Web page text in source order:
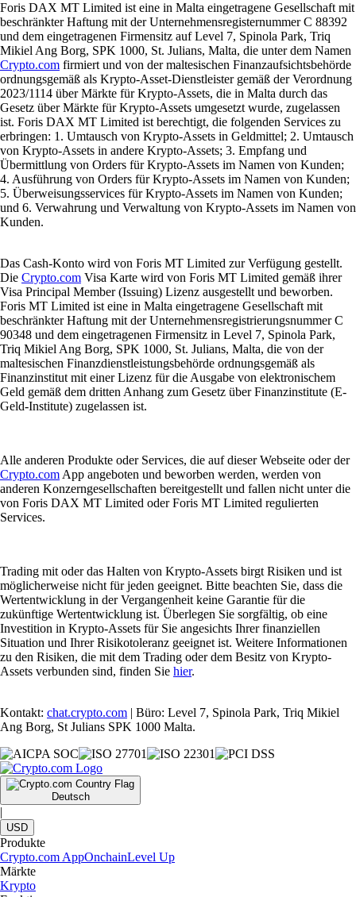
Foris DAX MT Limited ist eine in Malta eingetragene Gesellschaft mit
beschränkter Haftung mit der Unternehmensregisternummer C 88392
und dem eingetragenen Firmensitz auf Level 7, Spinola Park, Triq
Mikiel Ang Borg, SPK 1000, St. Julians, Malta, die unter dem Namen
Crypto.com firmiert und von der maltesischen Finanzaufsichtsbehörde
ordnungsgemäß als Krypto-Asset-Dienstleister gemäß der Verordnung
2023/1114 über Märkte für Krypto-Assets, die in Malta durch das
Gesetz über Märkte für Krypto-Assets umgesetzt wurde, zugelassen
ist. Foris DAX MT Limited ist berechtigt, die folgenden Services zu
erbringen: 1. Umtausch von Krypto-Assets in Geldmittel; 2. Umtausch
von Krypto-Assets in andere Krypto-Assets; 3. Empfang und
Übermittlung von Orders für Krypto-Assets im Namen von Kunden;
4. Ausführung von Orders für Krypto-Assets im Namen von Kunden;
5. Überweisungsservices für Krypto-Assets im Namen von Kunden;
und 6. Verwahrung und Verwaltung von Krypto-Assets im Namen von
Kunden.
Das Cash-Konto wird von Foris MT Limited zur Verfügung gestellt.
Die Crypto.com Visa Karte wird von Foris MT Limited gemäß ihrer
Visa Principal Member (Issuing) Lizenz ausgestellt und beworben.
Foris MT Limited ist eine in Malta eingetragene Gesellschaft mit
beschränkter Haftung mit der Unternehmensregistrierungsnummer C
90348 und dem eingetragenen Firmensitz in Level 7, Spinola Park,
Triq Mikiel Ang Borg, SPK 1000, St. Julians, Malta, die von der
maltesischen Finanzdienstleistungsbehörde ordnungsgemäß als
Finanzinstitut mit einer Lizenz für die Ausgabe von elektronischem
Geld gemäß dem dritten Anhang zum Gesetz über Finanzinstitute (E-
Geld-Institute) zugelassen ist.
Alle anderen Produkte oder Services, die auf dieser Webseite oder der
Crypto.com App angeboten und beworben werden, werden von
anderen Konzerngesellschaften bereitgestellt und fallen nicht unter die
von Foris DAX MT Limited oder Foris MT Limited regulierten
Services.
Trading mit oder das Halten von Krypto-Assets birgt Risiken und ist
möglicherweise nicht für jeden geeignet. Bitte beachten Sie, dass die
Wertentwicklung in der Vergangenheit keine Garantie für die
zukünftige Wertentwicklung ist. Überlegen Sie sorgfältig, ob eine
Investition in Krypto-Assets für Sie angesichts Ihrer finanziellen
Situation und Ihrer Risikotoleranz geeignet ist. Weitere Informationen
zu den Risiken, die mit dem Trading oder dem Besitz von Krypto-
Assets verbunden sind, finden Sie hier.
Kontakt: chat.crypto.com | Büro: Level 7, Spinola Park, Triq Mikiel
Ang Borg, St Julians SPK 1000 Malta.
Deutsch
|
USD
Produkte
Crypto.com AppOnchainLevel Up
Märkte
Krypto